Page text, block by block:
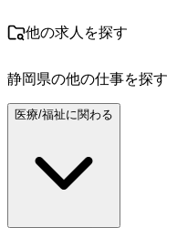
他の求人を探す
静岡県の他の仕事を探す
医療/福祉に関わる